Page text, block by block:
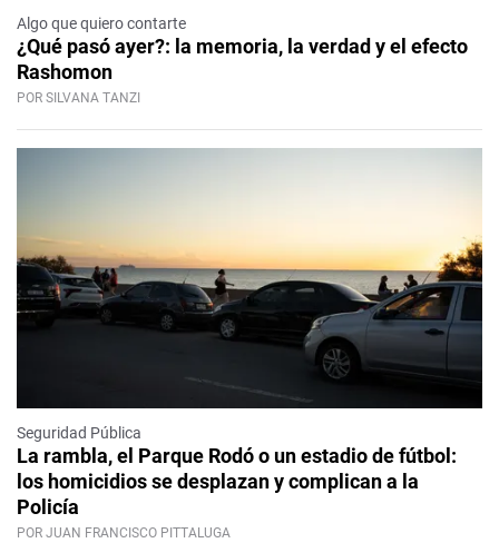
Algo que quiero contarte
¿Qué pasó ayer?: la memoria, la verdad y el efecto
Rashomon
POR SILVANA TANZI
Seguridad Pública
La rambla, el Parque Rodó o un estadio de fútbol:
los homicidios se desplazan y complican a la
Policía
POR JUAN FRANCISCO PITTALUGA